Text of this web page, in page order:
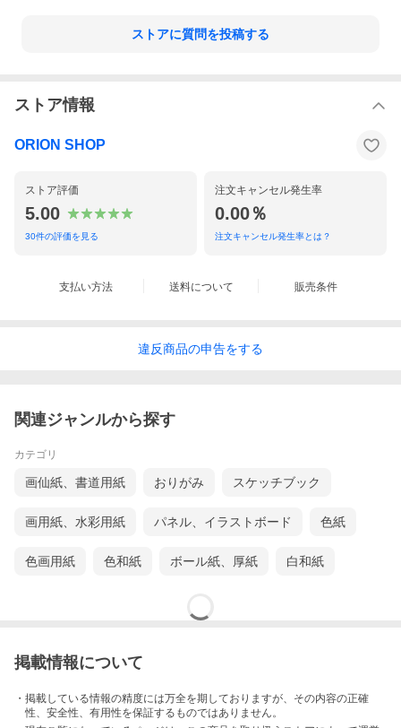
ストアに質問を投稿する
ストア情報
ORION SHOP
ストア評価
5.00
30件の評価を見る
注文キャンセル発生率
0.00％
注文キャンセル発生率とは？
支払い方法 送料について 販売条件
違反商品の申告をする
関連ジャンルから探す
カテゴリ
画仙紙、書道用紙 おりがみ スケッチブック
画用紙、水彩用紙 パネル、イラストボード 色紙
色画用紙 色和紙 ボール紙、厚紙 白和紙
掲載情報について
・掲載している情報の精度には万全を期しておりますが、その内容の正確
性、安全性、有用性を保証するものではありません。